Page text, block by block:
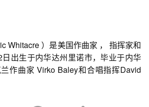
Whitacre ）是美国作曲家 ， 指挥家和
出生于内华达州里诺市，毕业于内华
作曲家 Virko Baley和合唱指挥David